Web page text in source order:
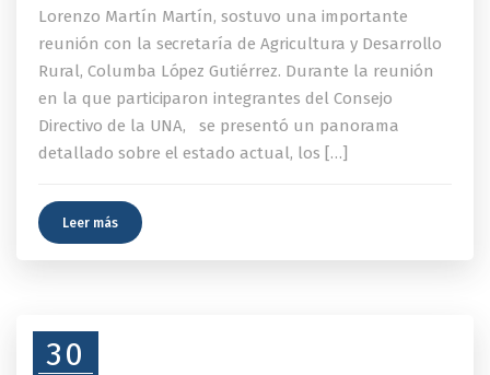
Lorenzo Martín Martín, sostuvo una importante
reunión con la secretaría de Agricultura y Desarrollo
Rural, Columba López Gutiérrez. Durante la reunión
en la que participaron integrantes del Consejo
Directivo de la UNA, se presentó un panorama
detallado sobre el estado actual, los […]
Leer más
30